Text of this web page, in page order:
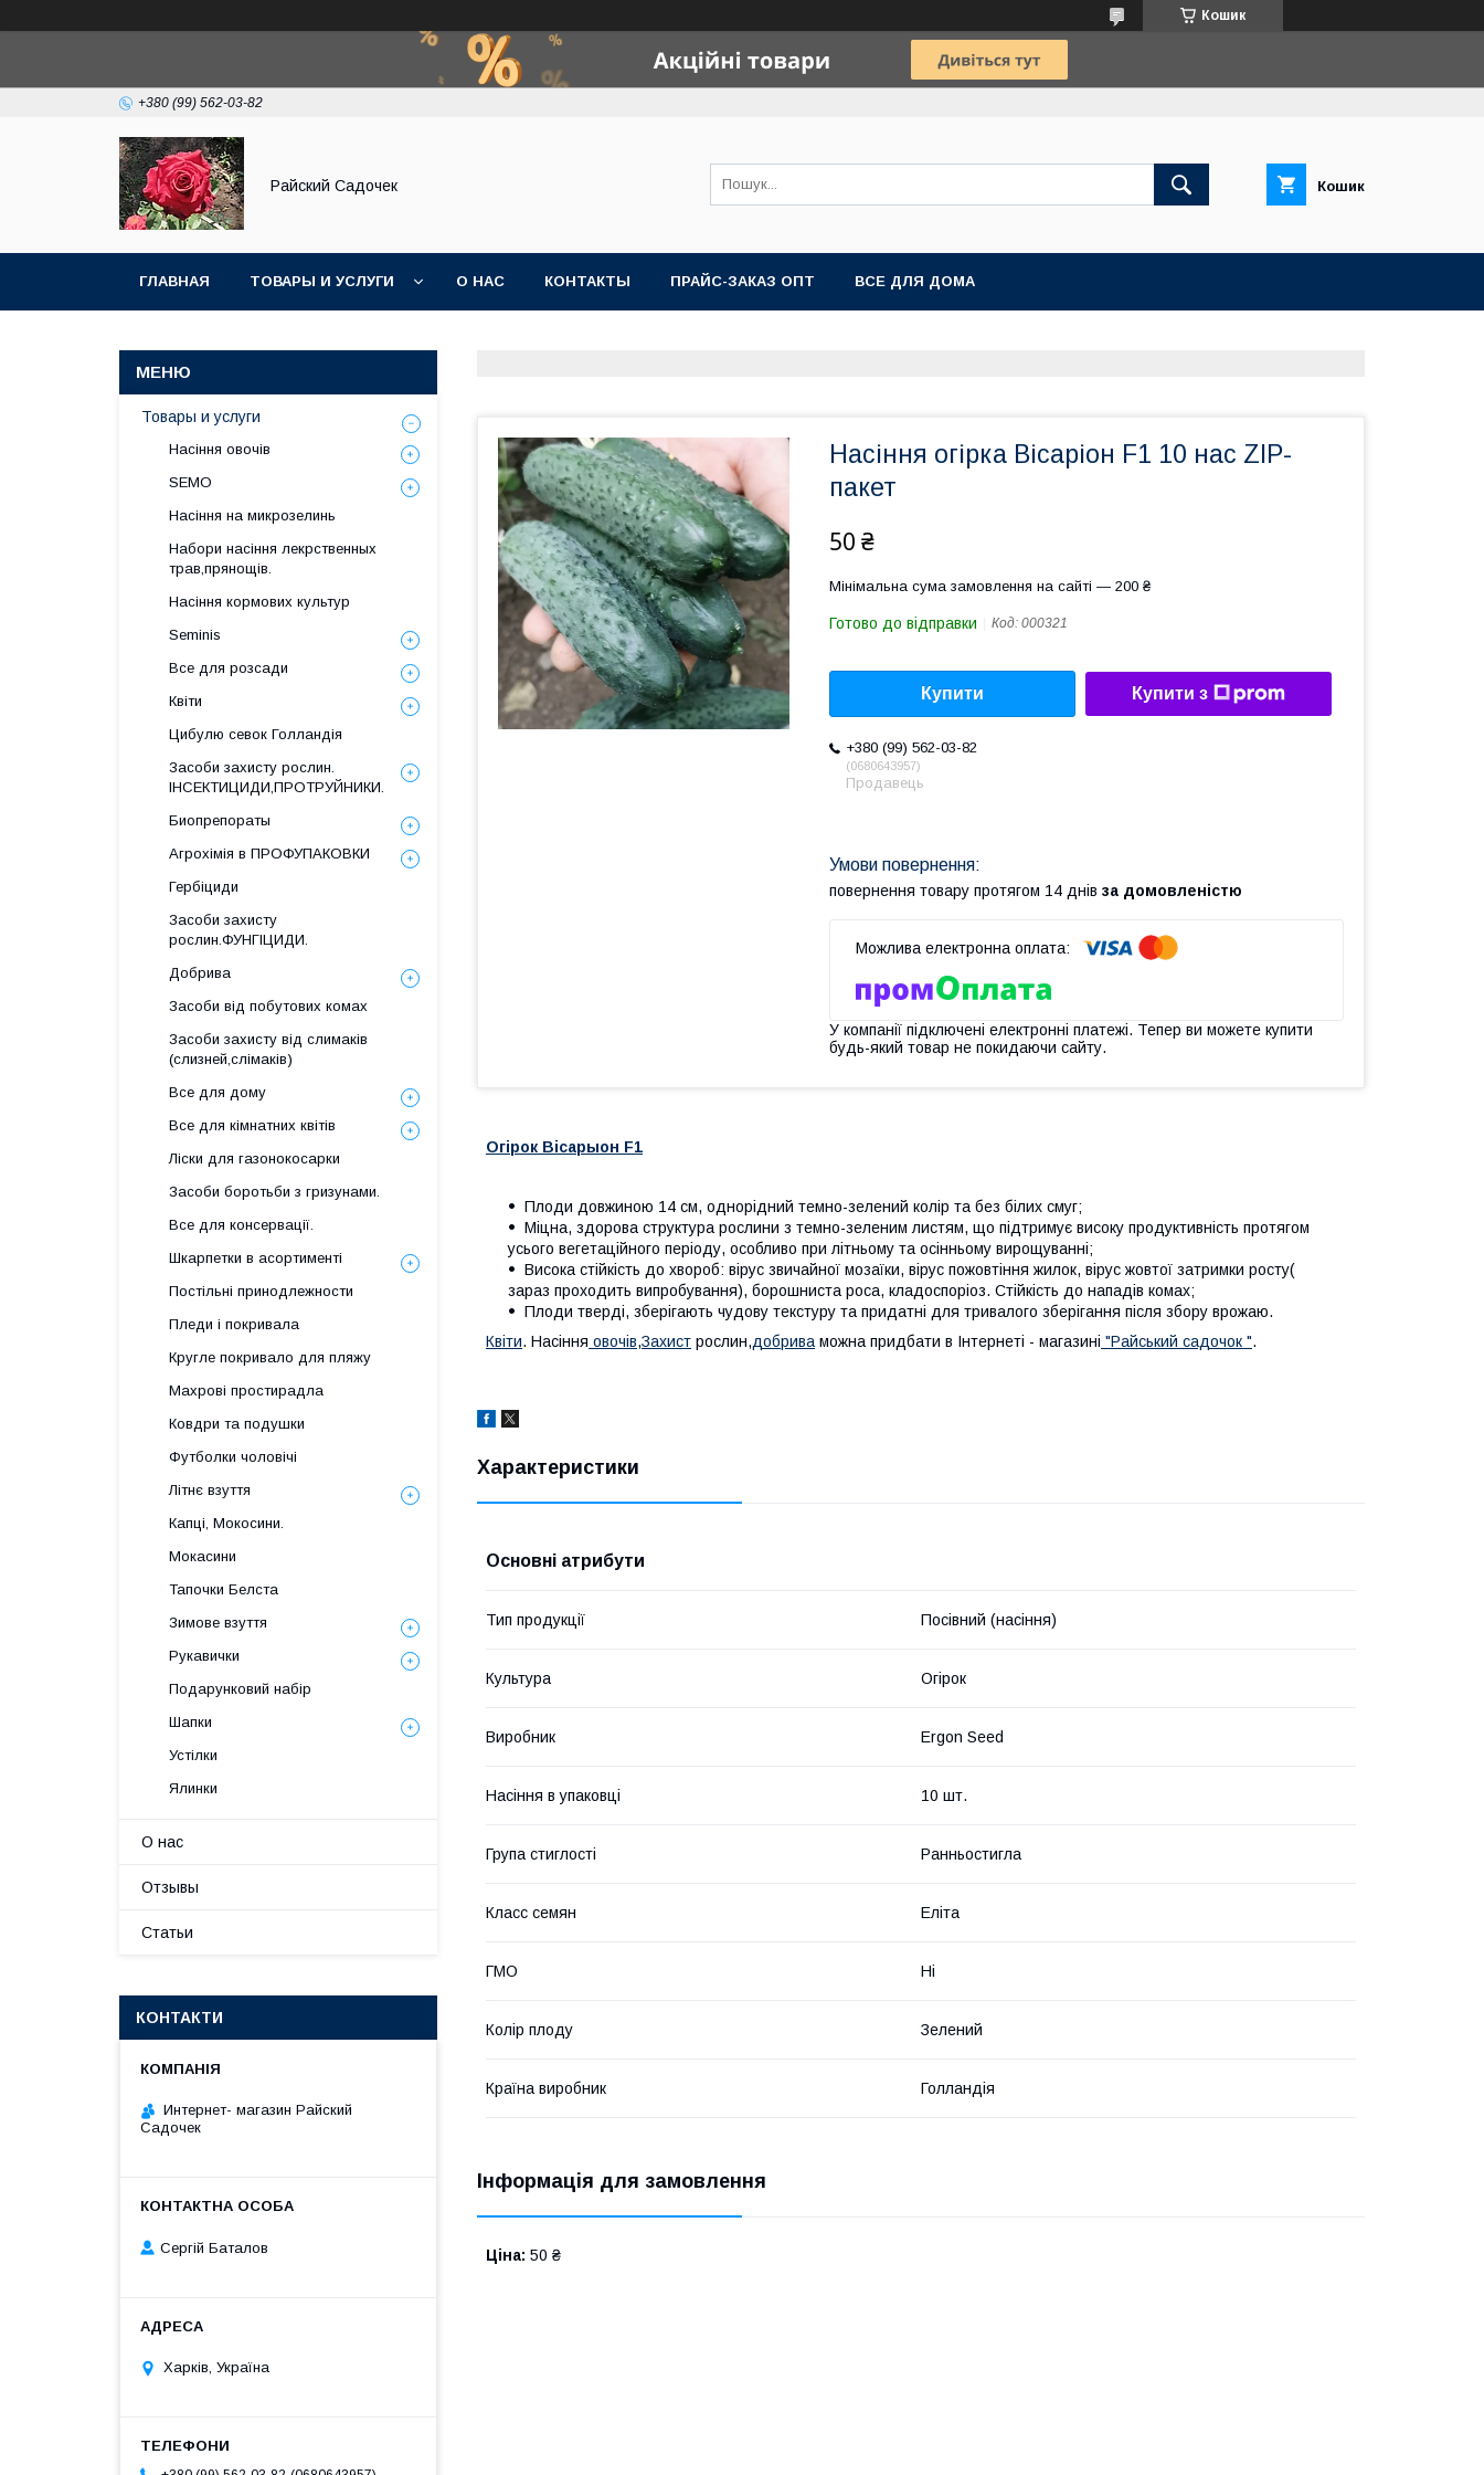
Кошик
+380 (99) 562-03-82
Райский Садочек Кошик
ГЛАВНАЯ ТОВАРЫ И УСЛУГИ О НАС КОНТАКТЫ ПРАЙС-ЗАКАЗ ОПТ ВСЕ ДЛЯ ДОМА
Насіння огірка Вісаріон F1 10 нас ZIP-
пакет
50 ₴
Мінімальна сума замовлення на сайті — 200 ₴
Готово до відправки Код: 000321
Купити Купити з
+380 (99) 562-03-82
0680643957
Продавець
повернення товару протягом 14 днів за домовленістю
У компанії підключені електронні платежі. Тепер ви можете купити
будь-який товар не покидаючи сайту.
Огірок Вісарыон F1
Плоди довжиною 14 см, однорідний темно-зелений колір та без білих смуг;
Міцна, здорова структура рослини з темно-зеленим листям, що підтримує високу продуктивність протягом
усього вегетаційного періоду, особливо при літньому та осінньому вирощуванні;
Висока стійкість до хвороб: вірус звичайної мозаїки, вірус пожовтіння жилок, вірус жовтої затримки росту(
зараз проходить випробування), борошниста роса, кладоспоріоз. Стійкість до нападів комах;
Плоди тверді, зберігають чудову текстуру та придатні для тривалого зберігання після збору врожаю.
Квiти. Насiння овочiв,Захист рослин,добрива можна придбати в Інтернеті - магазині "Райський садочок ".
Характеристики
Основні атрибути
Тип продукції Посівний (насіння)
Культура Огірок
Виробник Ergon Seed
Насіння в упаковці 10 шт.
Група стиглості Ранньостигла
Класс семян Еліта
ГМО Ні
Колір плоду Зелений
Країна виробник Голландія
Інформація для замовлення
Ціна: 50 ₴
Товары и услуги
Насіння овочів
SEMO
Насіння на микрозелинь
Набори насіння лекрственных
трав,прянощів.
Насіння кормових культур
Seminis
Все для розсади
Квіти
Цибулю севок Голландія
Засоби захисту рослин.
ІНСЕКТИЦИДИ,ПРОТРУЙНИКИ.
Биопрепораты
Агрохімія в ПРОФУПАКОВКИ
Гербіциди
Засоби захисту
рослин.ФУНГІЦИДИ.
Добрива
Засоби від побутових комах
Засоби захисту від слимаків
(слизней,слімаків)
Все для дому
Все для кімнатних квітів
Ліски для газонокосарки
Засоби боротьби з гризунами.
Все для консервації.
Шкарпетки в асортименті
Постільні принодлежности
Пледи і покривала
Кругле покривало для пляжу
Махрові простирадла
Ковдри та подушки
Футболки чоловічі
Літнє взуття
Капці, Мокосини.
Мокасини
Тапочки Белста
Зимове взуття
Рукавички
Подарунковий набір
Шапки
Устілки
Ялинки
О нас
Отзывы
Статьи
КОНТАКТИ
Интернет- магазин Райский
Садочек
Сергій Баталов
Харків, Україна